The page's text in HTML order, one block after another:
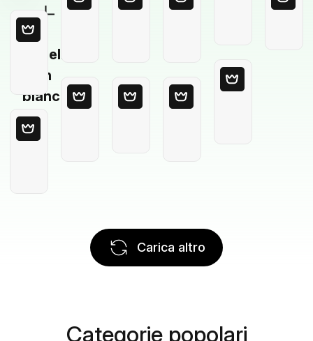
Modello
in
bianco
Carica altro
Categorie popolari